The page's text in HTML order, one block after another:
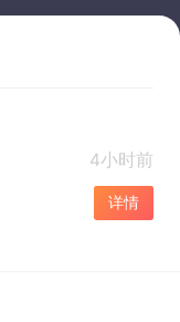
4小时前
详情